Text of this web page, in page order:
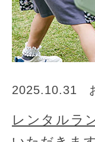
2025.10.31
レンタルラ